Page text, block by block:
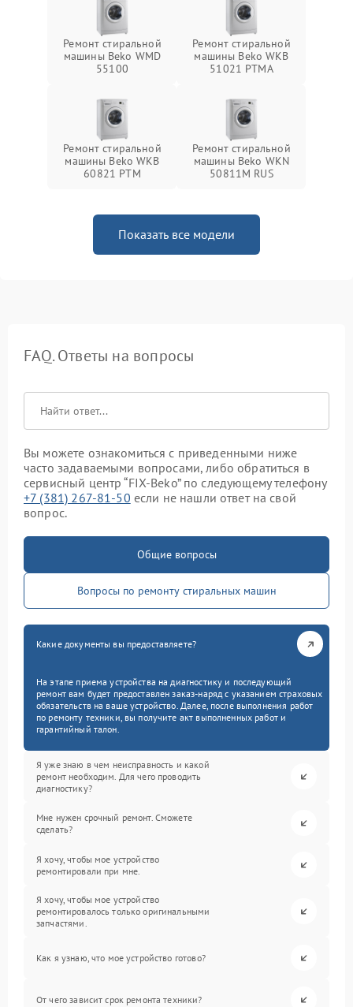
Ремонт стиральной
машины Beko WMD
55100
Ремонт стиральной
машины Beko WKB
51021 PTМА
Ремонт стиральной
машины Beko WKB
60821 PTМ
Ремонт стиральной
машины Beko WKN
50811M RUS
Показать все модели
FAQ. Ответы на вопросы
Вы можете ознакомиться с приведенными ниже
часто задаваемыми вопросами, либо обратиться в
сервисный центр “FIX-Beko” по следующему телефону
+7 (381) 267-81-50 если не нашли ответ на свой
вопрос.
Общие вопросы
Вопросы по ремонту стиральных машин
Какие документы вы предоставляете?
На этапе приема устройства на диагностику и последующий
ремонт вам будет предоставлен заказ-наряд с указанием страховых
обязательств на ваше устройство. Далее, после выполнения работ
по ремонту техники, вы получите акт выполненных работ и
гарантийный талон.
Я уже знаю в чем неисправность и какой
ремонт необходим. Для чего проводить
диагностику?
Мне нужен срочный ремонт. Сможете
сделать?
Я хочу, чтобы мое устройство
ремонтировали при мне.
Я хочу, чтобы мое устройство
ремонтировалось только оригинальными
запчастями.
Как я узнаю, что мое устройство готово?
От чего зависит срок ремонта техники?